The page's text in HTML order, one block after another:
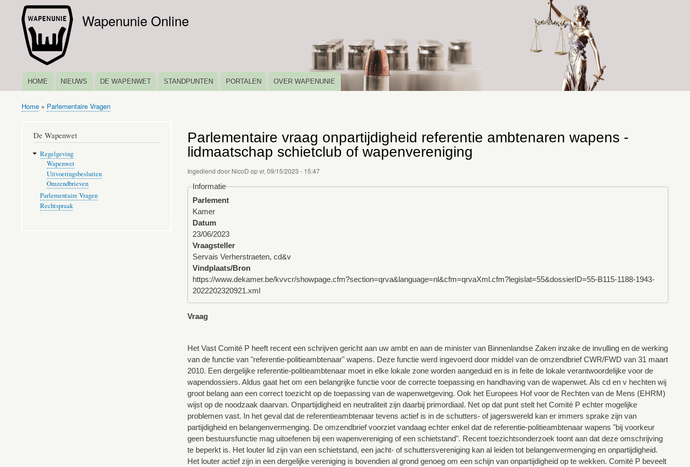
inhoud
gaan
Wapenunie Online
HOOFDNAVIGATIE
HOME NIEUWS DE WAPENWET STANDPUNTEN PORTALEN OVER WAPENUNIE
Kruimelpad
Home Parlementaire Vragen
Parlementaire vraag onpartijdigheid referentie ambtenaren wapens -
lidmaatschap schietclub of wapenvereniging
Ingediend door NicoD opvr, 09/15/2023 - 15:47
Informatie
Parlement
Kamer
Datum
23/06/2023
Vraagsteller
Servais Verherstraeten, cd&v
Vindplaats/Bron
https://www.dekamer.be/kvvcr/showpage.cfm?section=qrva&language=nl&cfm=qrvaXml.cfm?legislat=55&dossierID=55-B115-1188-1943-
2022202320921.xml
Vraag
Het Vast Comité P heeft recent een schrijven gericht aan uw ambt en aan de minister van Binnenlandse Zaken inzake de invulling en de werking
van de functie van "referentie-politieambtenaar" wapens. Deze functie werd ingevoerd door middel van de omzendbrief CWR/FWD van 31 maart
2010. Een dergelijke referentie-politieambtenaar moet in elke lokale zone worden aangeduid en is in feite de lokale verantwoordelijke voor de
wapendossiers. Aldus gaat het om een belangrijke functie voor de correcte toepassing en handhaving van de wapenwet. Als cd en v hechten wij
groot belang aan een correct toezicht op de toepassing van de wapenwetgeving. Ook het Europees Hof voor de Rechten van de Mens (EHRM)
wijst op de noodzaak daarvan. Onpartijdigheid en neutraliteit zijn daarbij primordiaal. Net op dat punt stelt het Comité P echter mogelijke
problemen vast. In het geval dat de referentieambtenaar tevens actief is in de schutters- of jagerswereld kan er immers sprake zijn van
partijdigheid en belangenvermenging. De omzendbrief voorziet vandaag echter enkel dat de referentie-politieambtenaar wapens "bij voorkeur
geen bestuursfunctie mag uitoefenen bij een wapenvereniging of een schietstand". Recent toezichtsonderzoek toont aan dat deze omschrijving
te beperkt is. Het louter lid zijn van een schietstand, een jacht- of schuttersvereniging kan al leiden tot belangenvermenging en onpartijdigheid.
Het louter actief zijn in een dergelijke vereniging is bovendien al grond genoeg om een schijn van onpartijdigheid op te wekken. Comité P beveelt
De Wapenwet
Regelgeving
Wapenwet
Uitvoeringsbesluiten
Omzendbrieven
Parlementaire Vragen
Rechtspraak